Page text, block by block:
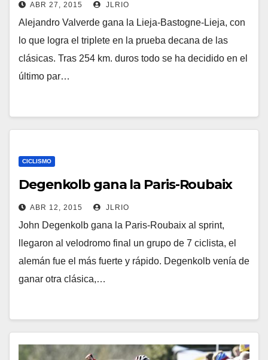
ABR 27, 2015 JLRIO
Alejandro Valverde gana la Lieja-Bastogne-Lieja, con
lo que logra el triplete en la prueba decana de las
clásicas. Tras 254 km. duros todo se ha decidido en el
último par…
CICLISMO
Degenkolb gana la Paris-Roubaix
ABR 12, 2015 JLRIO
John Degenkolb gana la Paris-Roubaix al sprint,
llegaron al velodromo final un grupo de 7 ciclista, el
alemán fue el más fuerte y rápido. Degenkolb venía de
ganar otra clásica,…